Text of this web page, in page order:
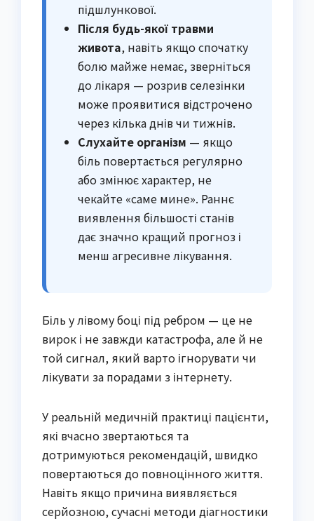
підшлункової.
Після будь-якої травми
живота, навіть якщо спочатку
болю майже немає, зверніться
до лікаря — розрив селезінки
може проявитися відстрочено
через кілька днів чи тижнів.
Слухайте організм — якщо
біль повертається регулярно
або змінює характер, не
чекайте «саме мине». Раннє
виявлення більшості станів
дає значно кращий прогноз і
менш агресивне лікування.
Біль у лівому боці під ребром — це не
вирок і не завжди катастрофа, але й не
той сигнал, який варто ігнорувати чи
лікувати за порадами з інтернету.
У реальній медичній практиці пацієнти,
які вчасно звертаються та
дотримуються рекомендацій, швидко
повертаються до повноцінного життя.
Навіть якщо причина виявляється
серйозною, сучасні методи діагностики